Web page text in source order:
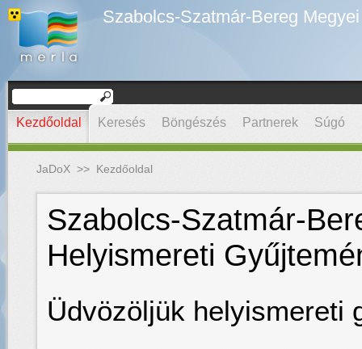
Szabolcs-Szatmár-Bereg
Kezdőoldal Keresés Böngészés Partnerek Súgó
JaDoX >> Kezdőoldal
Szabolcs-Szatmár-
Helyismereti
Üdvözöljük helyismereti